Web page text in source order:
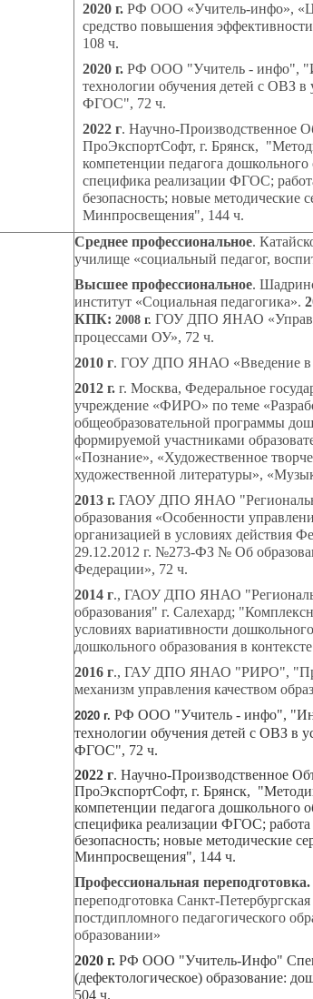
2020 г.РФ ООО «Учитель-инфо»,
средство повышения эффективности
108 ч.
2020 г.РФ ООО "Учитель - инфо", "
технологии обучения детей с ОВЗ в
ФГОС", 72 ч.
2022 г. Научно-Производственное
ПроЭкспортСофт, г. Брянск,
компетенции педагога дошкольного
специфика реализации ФГОС;
безопасность; новые методические
Минпросвещения", 144 ч.
Среднее профессиональное.
училище «социальный педагог,
Высшее профессиональное.
институт «Социальная педагогика».
КПК: 2008 г. ГОУ ДПО ЯНАО
процессами ОУ», 72 ч.
2010 г. ГОУ ДПО ЯНАО «Введение в
2012 г. г. Москва, Федеральное
учреждение «ФИРО» по теме
общеобразовательной программы
формируемой участниками
«Познание», «Художественное
художественной литературы»,
2013 г. ГАОУ ДПО ЯНАО
образования «Особенности
организацией в условиях действия
29.12.2012 г. №273-ФЗ № Об
Федерации», 72 ч.
2014 г., ГАОУ ДПО ЯНАО
образования" г. Салехард;
условиях вариативности
дошкольного образования в
2016 г., ГАУ ДПО ЯНАО "РИРО",
механизм управления качеством
2020 г. РФ ООО "Учитель - инфо", "
технологии обучения детей с ОВЗ в
ФГОС", 72 ч.
2022 г. Научно-Производственное
ПроЭкспортСофт, г. Брянск,
компетенции педагога дошкольного
специфика реализации ФГОС; работа
безопасность; новые методические
Минпросвещения", 144 ч.
Профессиональная переподготовка.
переподготовка Санкт-
постдипломного педагогического
образовании»
2020 г. РФ ООО "Учитель-Инфо"
(дефектологическое) образование:
504 ч.